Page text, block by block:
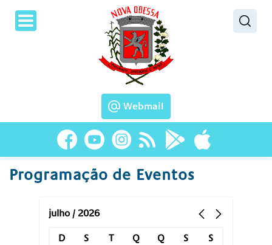
Webmail
Programação de Eventos
julho / 2026
D S T Q Q S S